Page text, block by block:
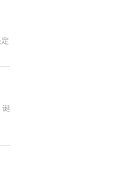
诞